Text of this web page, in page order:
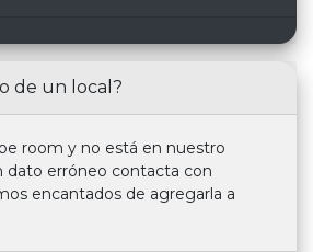
de un local?
room y no está en nuestro
dato erróneo contacta con
encantados de agregarla a